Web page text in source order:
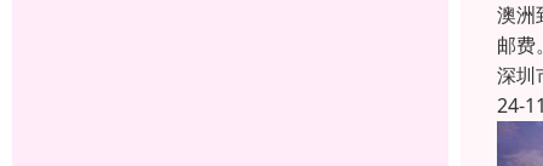
澳洲
邮费
深圳
24-